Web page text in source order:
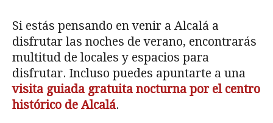
Si estás pensando en venir a Alcalá a
disfrutar las noches de verano, encontrarás
multitud de locales y espacios para
disfrutar. Incluso puedes apuntarte a una
visita guiada gratuita nocturna por el centro
histórico de Alcalá.